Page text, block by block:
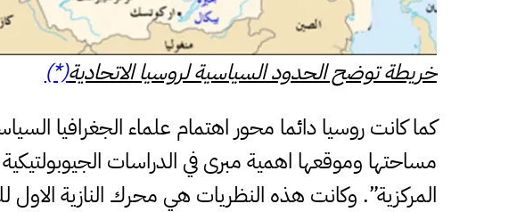
خريطة توضح الحدود السياسية لروسيا الاتحادية(*)
كما كانت روسيا دائما محور اهتمام علماء الجغرافيا
مساحتها وموقعها اهمية مبرى في الدراسات
المركزية”. وكانت هذه النظريات هي محرك النازية الاول